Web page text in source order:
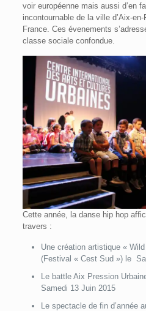
voir européenne mais aussi d’en
incontournable de la ville d’Aix-
France. Ces évenements
classe sociale confondue.
Cette année, la danse hip hop
travers :
Une création artistique «
(Festival « Cest Sud ») le
Le battle Aix Pression
Samedi 13 Juin 2015
Le spectacle de fin d’année